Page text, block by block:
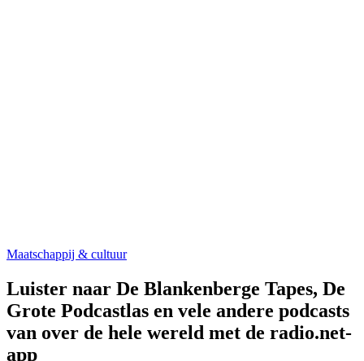
Maatschappij & cultuur
Luister naar De Blankenberge Tapes, De
Grote Podcastlas en vele andere podcasts
van over de hele wereld met de radio.net-
app